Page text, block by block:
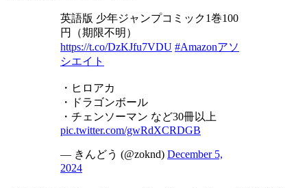
英語版 少年ジャンプコミック1巻100
円（期限不明）
https://t.co/DzKJfu7VDU #Amazonアソ
シエイト
・ヒロアカ
・ドラゴンボール
・チェンソーマン など30冊以上
pic.twitter.com/gwRdXCRDGB
— きんどう (@zoknd) December 5,
2024